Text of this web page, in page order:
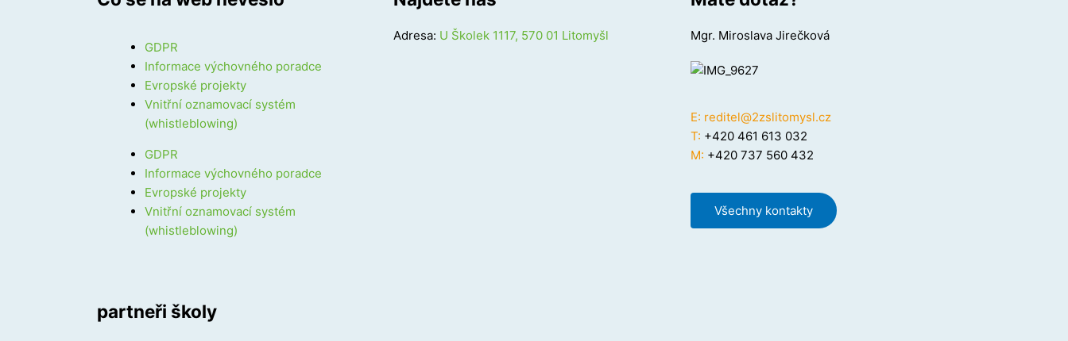
GDPR
Informace výchovného poradce
Evropské projekty
Vnitřní oznamovací systém
(whistleblowing)
GDPR
Informace výchovného poradce
Evropské projekty
Vnitřní oznamovací systém
(whistleblowing)
Adresa: U Školek 1117, 570 01 Litomyšl Mgr. Miroslava Jirečková
E: reditel@2zslitomysl.cz
T: +420 461 613 032
M: +420 737 560 432
Všechny kontakty
partneři školy